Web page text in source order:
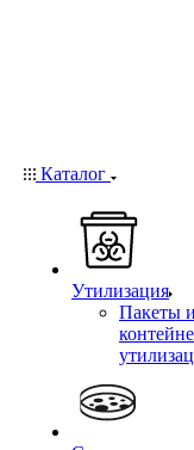
Каталог
Утилизация
Пакеты